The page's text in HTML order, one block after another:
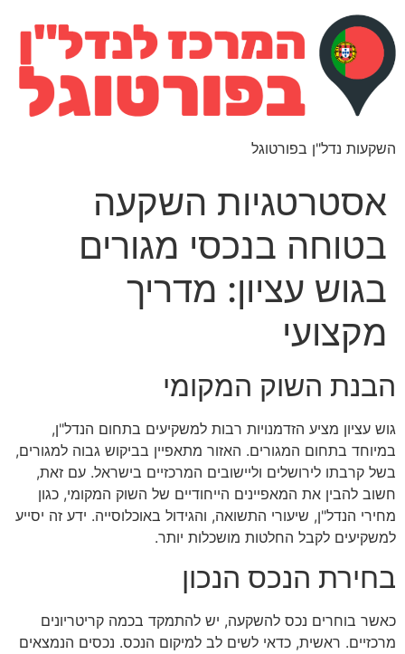
השקעות נדל"ן בפורטוגל
אסטרטגיות השקעה
בטוחה בנכסי מגורים
בגוש עציון: מדריך
מקצועי
הבנת השוק המקומי
גוש עציון מציע הזדמנויות רבות למשקיעים בתחום הנדל"ן,
במיוחד בתחום המגורים. האזור מתאפיין בביקוש גבוה למגורים,
בשל קרבתו לירושלים וליישובים המרכזיים בישראל. עם זאת,
חשוב להבין את המאפיינים הייחודיים של השוק המקומי, כגון
מחירי הנדל"ן, שיעורי התשואה, והגידול באוכלוסייה. ידע זה יסייע
למשקיעים לקבל החלטות מושכלות יותר.
בחירת הנכס הנכון
כאשר בוחרים נכס להשקעה, יש להתמקד בכמה קריטריונים
מרכזיים. ראשית, כדאי לשים לב למיקום הנכס. נכסים הנמצאים